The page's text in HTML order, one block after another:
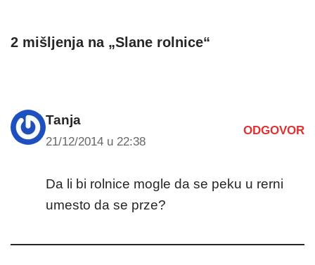
2 mišljenja na „Slane rolnice“
Tanja
21/12/2014 u 22:38
ODGOVOR
Da li bi rolnice mogle da se peku u rerni
umesto da se prze?